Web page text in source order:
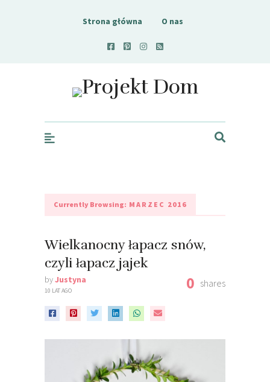
Strona główna O nas
Projekt Dom
Currently Browsing: MARZEC 2016
Wielkanocny łapacz snów,
czyli łapacz jajek
byJustyna
10 LAT AGO 0 shares